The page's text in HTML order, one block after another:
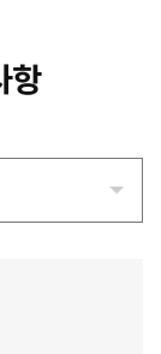
항